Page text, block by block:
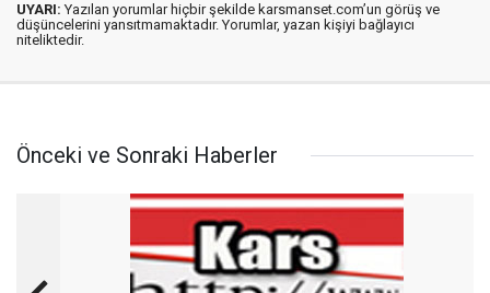
UYARI: Yazılan yorumlar hiçbir şekilde karsmanset.com’un görüş ve
düşüncelerini yansıtmamaktadır. Yorumlar, yazan kişiyi bağlayıcı
niteliktedir.
Önceki ve Sonraki Haberler